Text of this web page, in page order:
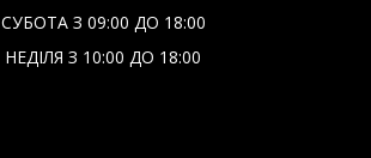
СУБОТА З 09:00 ДО 18:00
НЕДІЛЯ З 10:00 ДО 18:00